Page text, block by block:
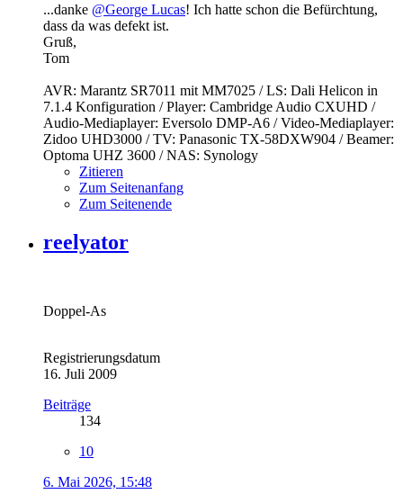
...danke @George Lucas! Ich hatte schon die Befürchtung,
dass da was defekt ist.
Gruß,
Tom
AVR: Marantz SR7011 mit MM7025 / LS: Dali Helicon in
7.1.4 Konfiguration / Player: Cambridge Audio CXUHD /
Audio-Mediaplayer: Eversolo DMP-A6 / Video-Mediaplayer:
Zidoo UHD3000 / TV: Panasonic TX-58DXW904 / Beamer:
Optoma UHZ 3600 / NAS: Synology
Zitieren
Zum Seitenanfang
Zum Seitenende
reelyator
Doppel-As
Registrierungsdatum
16. Juli 2009
Beiträge
134
10
6. Mai 2026, 15:48